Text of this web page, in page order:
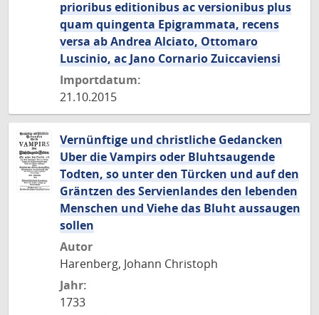
prioribus editionibus ac versionibus plus
quam quingenta Epigrammata, recens
versa ab Andrea Alciato, Ottomaro
Luscinio, ac Jano Cornario Zuiccaviensi
Importdatum:
21.10.2015
Vernünftige und christliche Gedancken
Uber die Vampirs oder Bluhtsaugende
Todten, so unter den Türcken und auf den
Gräntzen des Servienlandes den lebenden
Menschen und Viehe das Bluht aussaugen
sollen
Autor
Harenberg, Johann Christoph
Jahr:
1733